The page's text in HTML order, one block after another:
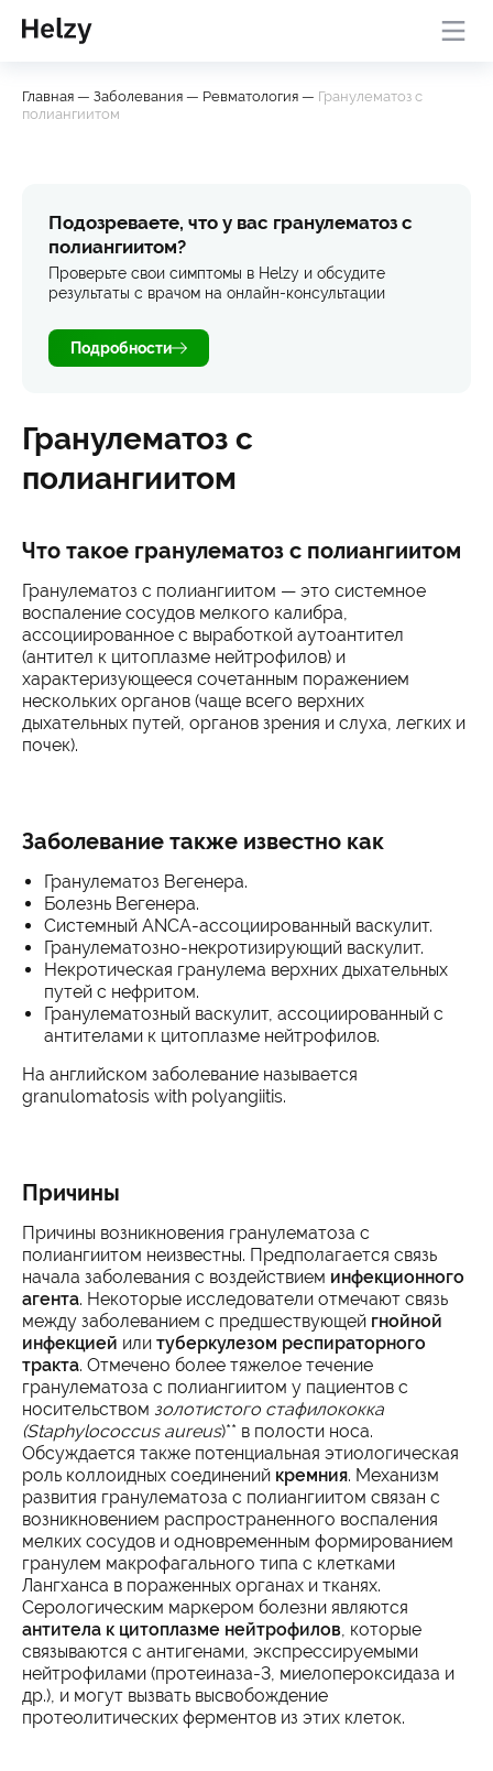
врачом
симптомы
Главная — Заболевания — Ревматология — Гранулематоз с
полиангиитом
Подозреваете, что у вас гранулематоз с
полиангиитом?
Проверьте свои симптомы в Helzy и обсудите
результаты с врачом на онлайн-консультации
Подробности
Гранулематоз с
полиангиитом
Что такое гранулематоз с полиангиитом
Гранулематоз с полиангиитом — это системное
воспаление сосудов мелкого калибра,
ассоциированное с выработкой аутоантител
(антител к цитоплазме нейтрофилов) и
характеризующееся сочетанным поражением
нескольких органов (чаще всего верхних
дыхательных путей, органов зрения и слуха, легких и
почек).
Заболевание также известно как
Гранулематоз Вегенера.
Болезнь Вегенера.
Системный ANCA-ассоциированный васкулит.
Гранулематозно-некротизирующий васкулит.
Некротическая гранулема верхних дыхательных
путей с нефритом.
Гранулематозный васкулит, ассоциированный с
антителами к цитоплазме нейтрофилов.
На английском заболевание называется
granulomatosis with polyangiitis.
Причины
Причины возникновения гранулематоза с
полиангиитом неизвестны. Предполагается связь
начала заболевания с воздействием инфекционного
агента. Некоторые исследователи отмечают связь
между заболеванием с предшествующей гнойной
инфекцией или туберкулезом респираторного
тракта. Отмечено более тяжелое течение
гранулематоза с полиангиитом у пациентов с
носительством золотистого стафилококка
(Staphylococcus aureus)** в полости носа.
Обсуждается также потенциальная этиологическая
роль коллоидных соединений кремния. Механизм
развития гранулематоза с полиангиитом связан с
возникновением распространенного воспаления
мелких сосудов и одновременным формированием
гранулем макрофагального типа с клетками
Лангханса в пораженных органах и тканях.
Серологическим маркером болезни являются
антитела к цитоплазме нейтрофилов, которые
связываются с антигенами, экспрессируемыми
нейтрофилами (протеиназа-3, миелопероксидаза и
др.), и могут вызвать высвобождение
протеолитических ферментов из этих клеток.